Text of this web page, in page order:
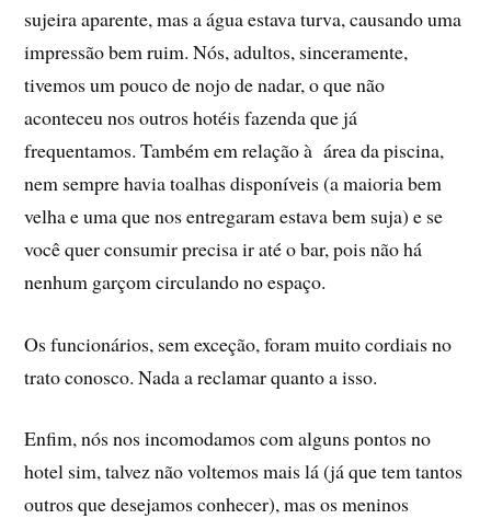
sujeira aparente, mas a água estava turva, causando uma
impressão bem ruim. Nós, adultos, sinceramente,
tivemos um pouco de nojo de nadar, o que não
aconteceu nos outros hotéis fazenda que já
frequentamos. Também em relação à área da piscina,
nem sempre havia toalhas disponí­veis (a maioria bem
velha e uma que nos entregaram estava bem suja) e se
você quer consumir precisa ir até o bar, pois não há
nenhum garçom circulando no espaço.
Os funcionários, sem exceção, foram muito cordiais no
trato conosco. Nada a reclamar quanto a isso.
Enfim, nós nos incomodamos com alguns pontos no
hotel sim, talvez não voltemos mais lá (já que tem tantos
outros que desejamos conhecer), mas os meninos